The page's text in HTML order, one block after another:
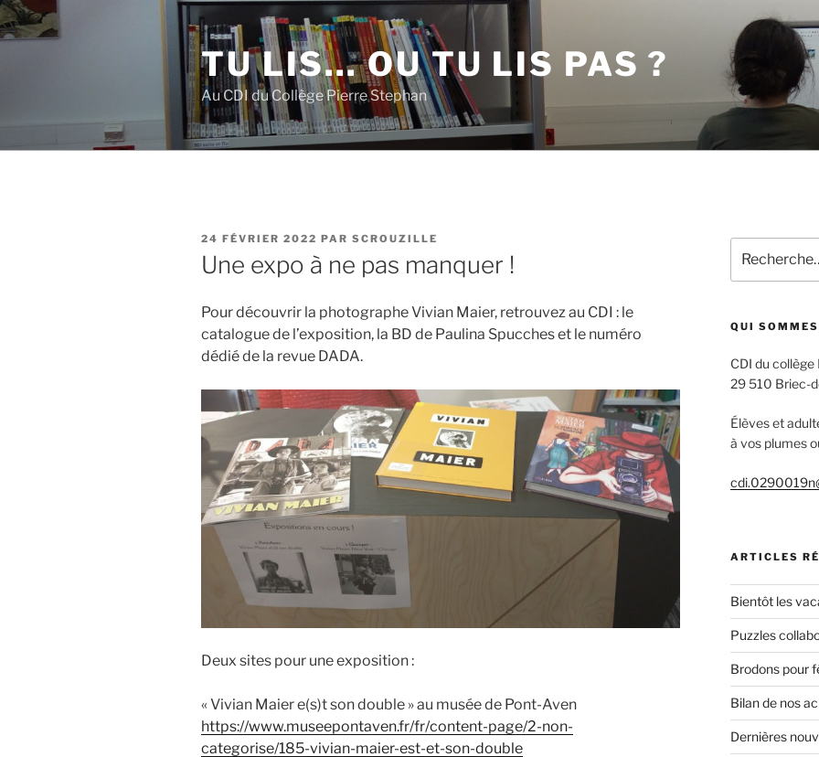
Aller
au
TU LIS… OU TU LIS PAS ?
Au CDI du Collège Pierre Stephan
PUBLIÉ
LE
24 FÉVRIER 2022 PAR SCROUZILLE
Une expo à ne pas manquer !
Pour découvrir la photographe Vivian Maier, retrouvez au CDI : le
catalogue de l’exposition, la BD de Paulina Spucches et le numéro
dédié de la revue DADA.
Deux sites pour une exposition :
« Vivian Maier e(s)t son double » au musée de Pont-Aven
https://www.museepontaven.fr/fr/content-page/2-non-
categorise/185-vivian-maier-est-et-son-double
pour
:
QUI
CDI du
29 510 Briec-
Élèves et
à vos plumes
ARTICLES
Bientôt les
Puzzles
Brodons pour
Bilan de nos
Dernières